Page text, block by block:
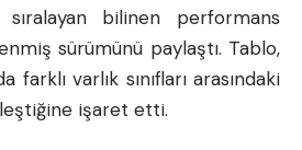
bilinen performans
sürümünü paylaştı. Tablo,
farklı varlık sınıfları arasındaki
işaret etti.